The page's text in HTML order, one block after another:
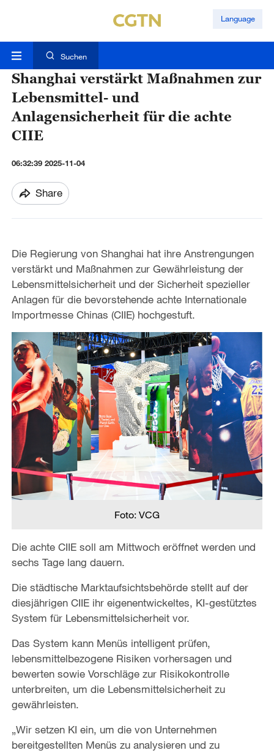
Language
Suchen
Shanghai verstärkt Maßnahmen zur
Lebensmittel- und
Anlagensicherheit für die achte
CIIE
06:32:39 2025-11-04
Share
Die Regierung von Shanghai hat ihre Anstrengungen
verstärkt und Maßnahmen zur Gewährleistung der
Lebensmittelsicherheit und der Sicherheit spezieller
Anlagen für die bevorstehende achte Internationale
Importmesse Chinas (CIIE) hochgestuft.
Foto: VCG
Die achte CIIE soll am Mittwoch eröffnet werden und
sechs Tage lang dauern.
Die städtische Marktaufsichtsbehörde stellt auf der
diesjährigen CIIE ihr eigenentwickeltes, KI-gestütztes
System für Lebensmittelsicherheit vor.
Das System kann Menüs intelligent prüfen,
lebensmittelbezogene Risiken vorhersagen und
bewerten sowie Vorschläge zur Risikokontrolle
unterbreiten, um die Lebensmittelsicherheit zu
gewährleisten.
„Wir setzen KI ein, um die von Unternehmen
bereitgestellten Menüs zu analysieren und zu